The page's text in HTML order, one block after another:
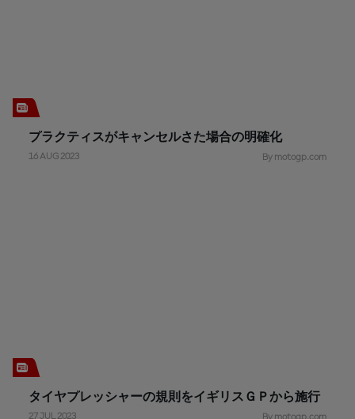
プラクティスがキャンセルさた場合の明確化
16 AUG 2023 By motogp.com
タイヤプレッシャーの規則をイギリスＧＰから施行
27 JUL 2023 By motogp.com